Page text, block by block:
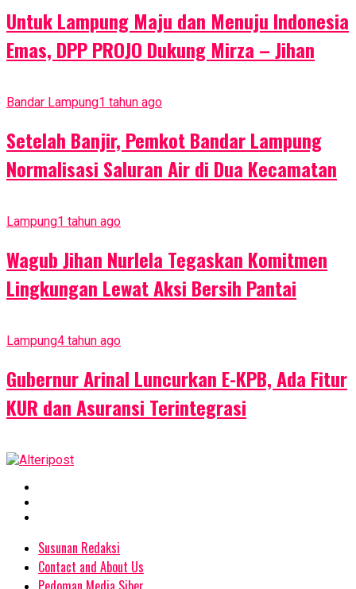
Untuk Lampung Maju dan Menuju Indonesia
Emas, DPP PROJO Dukung Mirza – Jihan
Bandar Lampung1 tahun ago
Setelah Banjir, Pemkot Bandar Lampung
Normalisasi Saluran Air di Dua Kecamatan
Lampung1 tahun ago
Wagub Jihan Nurlela Tegaskan Komitmen
Lingkungan Lewat Aksi Bersih Pantai
Lampung4 tahun ago
Gubernur Arinal Luncurkan E-KPB, Ada Fitur
KUR dan Asuransi Terintegrasi
Susunan Redaksi
Contact and About Us